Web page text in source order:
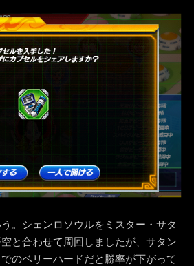
。シェンロソウルをミスター・サタ
と合わせて周回しましたが、サタン
のベリーハードだと勝率が下がって